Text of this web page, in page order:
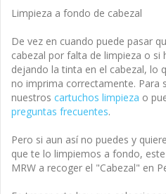
Limpieza a fondo de cabezal
De vez en cuando puede pasar
cabezal por falta de limpieza o si
dejando la tinta en el cabezal, lo
no imprima correctamente. Para
nuestros cartuchos limpieza o
preguntas frecuentes.
Pero si aun así no puedes y
que te lo limpiemos a fondo,
MRW a recoger el "Cabezal" en